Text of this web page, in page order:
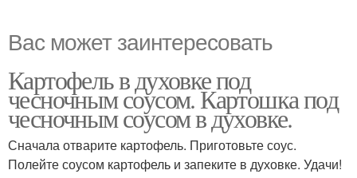
Вас может заинтересовать
Картофель в духовке под
чесночным соусом. Картошка под
чесночным соусом в духовке.
Сначала отварите картофель. Приготовьте соус.
Полейте соусом картофель и запеките в духовке. Удачи!